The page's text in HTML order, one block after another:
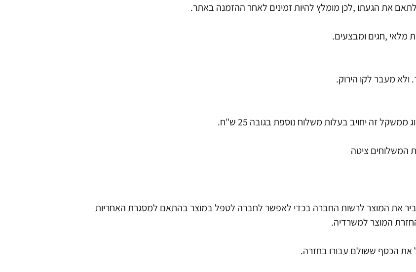
את הגעתו ,לכן מומלץ להיות זמינים לאחר ההזמנה באתר.
מלאי ,חגים ומבצעים.
מעבר לקו הירוק.
המשלוחים ציטה
את המוצר לרשות החברה בכדי לאפשר לחברה לטפל במוצר בהתאם למסגרת האחריות
המוצר למשרדיה.